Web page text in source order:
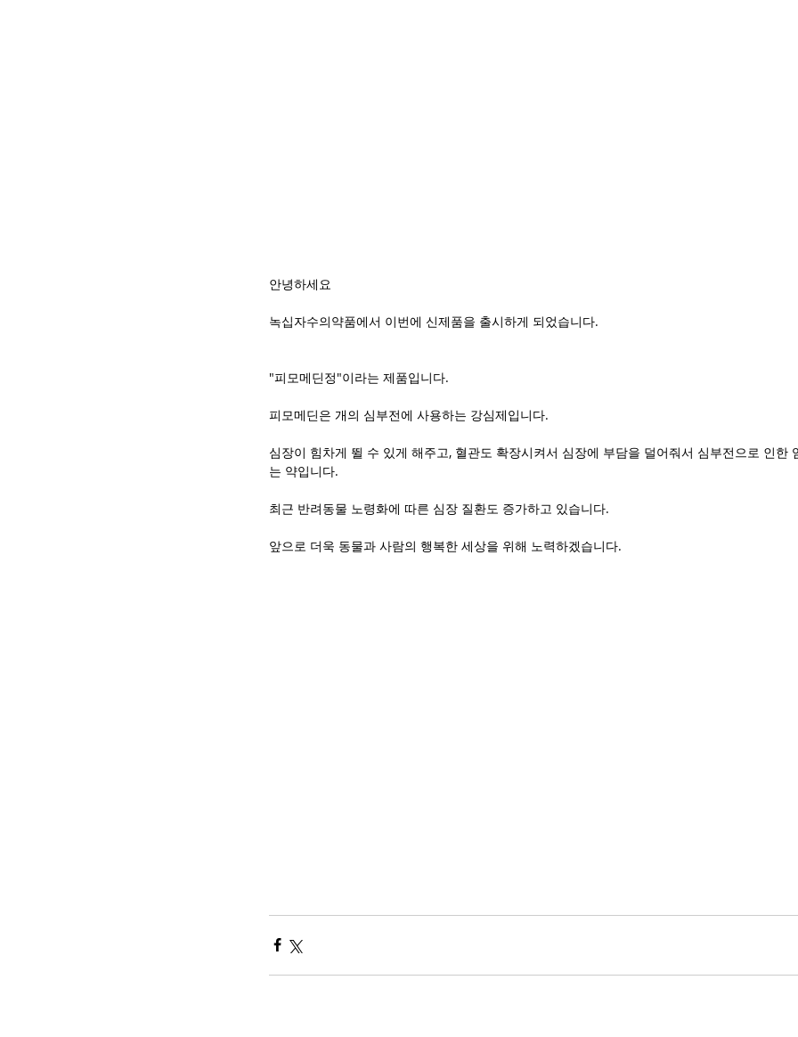
안녕하세요
녹십자수의약품에서 이번에 신제품을 출시하게 되었습니다.
"피모메딘정"이라는 제품입니다.
피모메딘은 개의 심부전에 사용하는 강심제입니다.
심장이 힘차게 뛸 수 있게 해주고, 혈관도 확장시켜서 심장에 부담을 덜어줘서 심부전으로 인한
는 약입니다.
최근 반려동물 노령화에 따른 심장 질환도 증가하고 있습니다.
앞으로 더욱 동물과 사람의 행복한 세상을 위해 노력하겠습니다.